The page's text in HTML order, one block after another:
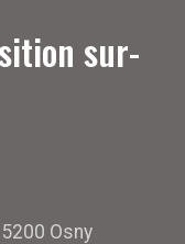
sur-
Osny